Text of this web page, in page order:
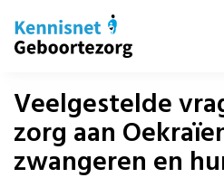
Veelgestelde
zorg aan
zwangeren en